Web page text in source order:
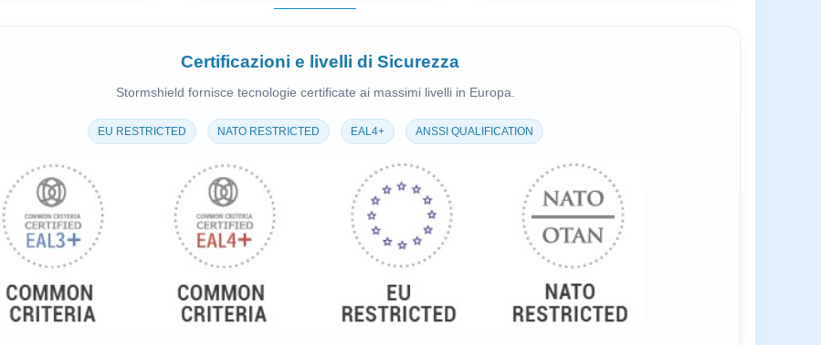
Certificazioni e livelli di Sicurezza
Stormshield fornisce tecnologie certificate ai massimi livelli in Europa.
EU RESTRICTED NATO RESTRICTED EAL4+ ANSSI QUALIFICATION